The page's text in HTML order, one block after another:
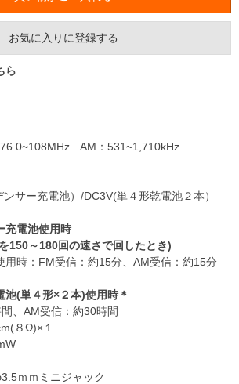
お気に入りに登録する
ら
76.0~108MHz AM：531~1,710kHz
サー充電池）/DC3V(単４形乾電池２本）
充電池使用時
150～180回の速さで回したとき)
時：FM受信：約15分、AM受信：約15分
池(単４形×２本)使用時＊
AM受信：約30時間
８Ω)×１
ｍｍミニジャック